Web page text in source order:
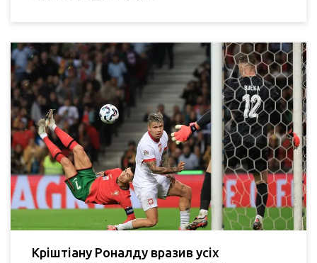
Кріштіану Роналду вразив усіх